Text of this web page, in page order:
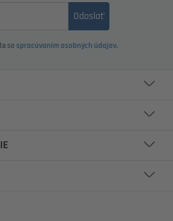
Odoslať
so spracúvaním osobných údajov.